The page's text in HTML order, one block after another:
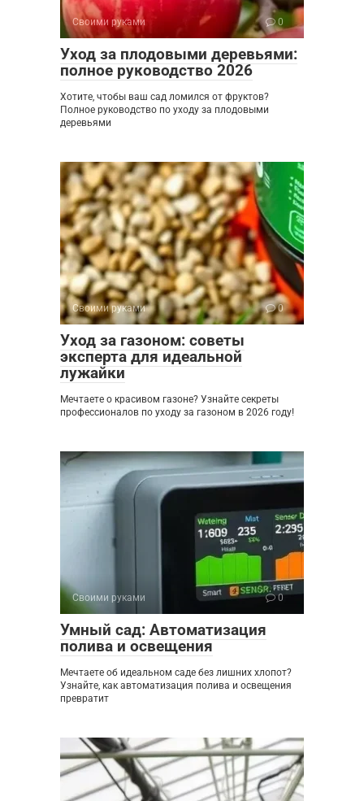
Своими руками 0
Уход за плодовыми деревьями:
полное руководство 2026
Хотите, чтобы ваш сад ломился от фруктов?
Полное руководство по уходу за плодовыми
деревьями
Своими руками 0
Уход за газоном: советы
эксперта для идеальной
лужайки
Мечтаете о красивом газоне? Узнайте секреты
профессионалов по уходу за газоном в 2026 году!
Своими руками 0
Умный сад: Автоматизация
полива и освещения
Мечтаете об идеальном саде без лишних хлопот?
Узнайте, как автоматизация полива и освещения
превратит